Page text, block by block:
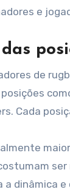
e
de
Cada
a dinâmica